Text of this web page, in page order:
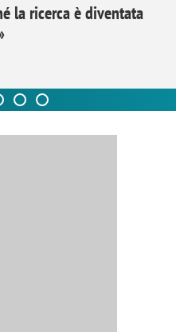
la ricerca è diventata